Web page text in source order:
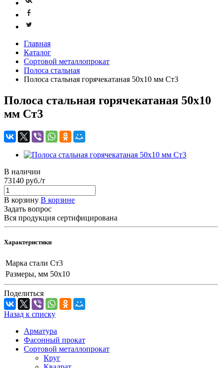
Главная
Каталог
Сортовой металлопрокат
Полоса стальная
Полоса стальная горячекатаная 50x10 мм Ст3
Полоса стальная горячекатаная 50x10
мм Ст3
В наличии
73140 руб./т
В корзину В корзине
Задать вопрос
Вся продукция сертифицирована
Характеристики
Марка стали Ст3
Размеры, мм 50x10
Поделиться
Назад к списку
Арматура
Фасонный прокат
Сортовой металлопрокат
Круг